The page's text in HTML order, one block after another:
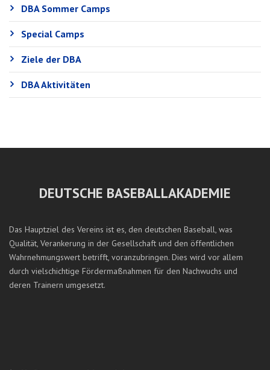
DBA Sommer Camps
Special Camps
Ziele der DBA
DBA Aktivitäten
DEUTSCHE BASEBALLAKADEMIE
Das Hauptziel des Vereins ist es, den deutschen Baseball, was
Qualität, Verankerung in der Gesellschaft und den öffentlichen
Wahrnehmungswert betrifft, voranzubringen. Dies wird vor allem
durch vielschichtige Fördermaßnahmen für den Nachwuchs und
deren Trainern umgesetzt.